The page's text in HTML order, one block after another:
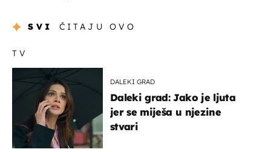
SVI ČITAJU OVO
TV
DALEKI GRAD
Daleki grad: Jako je ljuta
jer se miješa u njezine
stvari